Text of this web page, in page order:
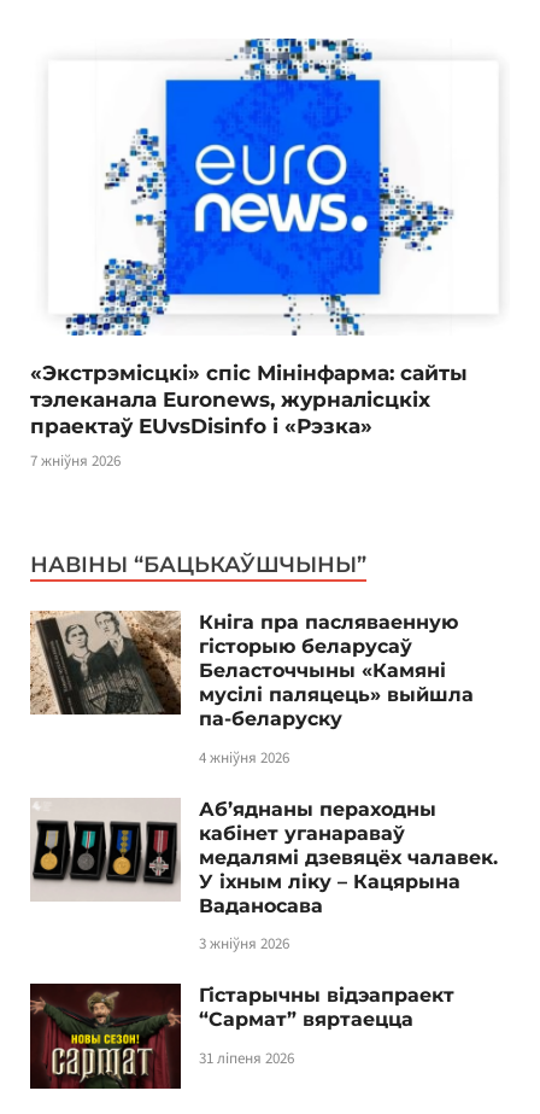
«Экстрэмісцкі» спіс Мінінфарма: сайты
тэлеканала Euronews, журналісцкіх
праектаў EUvsDisinfo і «Рэзка»
7 жніўня 2026
НАВІНЫ “БАЦЬКАЎШЧЫНЫ”
Кніга пра пасляваенную
гісторыю беларусаў
Беласточчыны «Камяні
мусілі паляцець» выйшла
па-беларуску
4 жніўня 2026
Аб’яднаны пераходны
кабінет уганараваў
медалямі дзевяцёх чалавек.
У іхным ліку – Кацярына
Ваданосава
3 жніўня 2026
Гістарычны відэапраект
“Сармат” вяртаецца
31 ліпеня 2026